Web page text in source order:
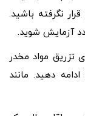
نگرفته‌ باشید.
آزمایش شوید.
تزریق مواد مخدر
استفاده میکنید، به اقدامات پیشگیرانه HIV ادامه دهید. مانند